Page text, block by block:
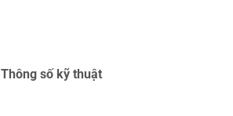
Thông số kỹ thuật